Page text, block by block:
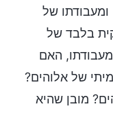
ומעבודתו של
בלבד של
האם
של אלוהים?
מובן שהיא